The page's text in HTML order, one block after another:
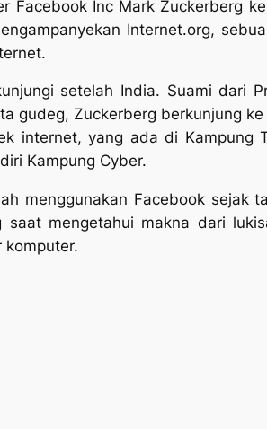
Facebook Inc Mark Zuckerberg
Internet.org,
setelah India. Suami dari
gudeg, Zuckerberg berkunjung
internet, yang ada di Kampung
Kampung Cyber.
menggunakan Facebook sejak
saat mengetahui makna dari
komputer.